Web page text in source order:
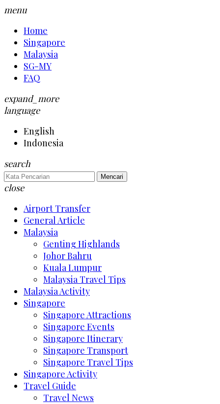
menu
Home
Singapore
Malaysia
SG-MY
FAQ
expand_more
language
English
Indonesia
search
Mencari
close
Airport Transfer
General Article
Malaysia
Genting Highlands
Johor Bahru
Kuala Lumpur
Malaysia Travel Tips
Malaysia Activity
Singapore
Singapore Attractions
Singapore Events
Singapore Itinerary
Singapore Transport
Singapore Travel Tips
Singapore Activity
Travel Guide
Travel News